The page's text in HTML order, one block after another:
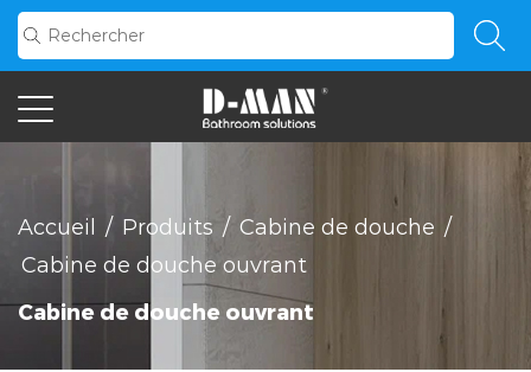
Accueil / Produits / Cabine de douche /
Cabine de douche ouvrant
Cabine de douche ouvrant